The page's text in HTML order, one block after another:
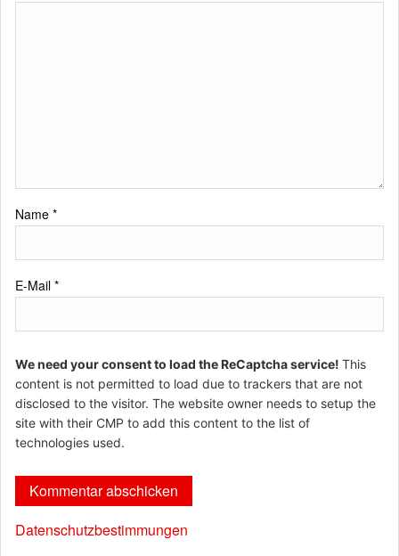
Name *
E-Mail *
We need your consent to load the ReCaptcha service! This
content is not permitted to load due to trackers that are not
disclosed to the visitor. The website owner needs to setup the
site with their CMP to add this content to the list of
technologies used.
Datenschutzbestimmungen